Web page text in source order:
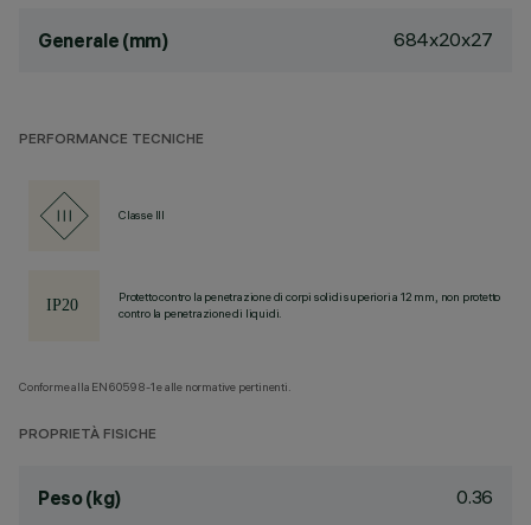
Generale (mm) 684x20x27
PERFORMANCE TECNICHE
Classe III
Protetto contro la penetrazione di corpi solidi superiori a 12 mm, non protetto
contro la penetrazione di liquidi.
Conforme alla EN60598-1 e alle normative pertinenti.
PROPRIETÀ FISICHE
Peso (kg) 0.36